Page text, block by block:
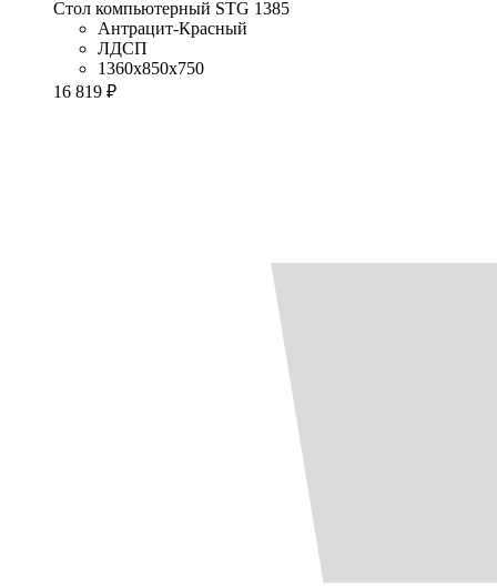
Стол компьютерный STG 1385
Антрацит-Красный
ЛДСП
1360x850x750
16 819 ₽